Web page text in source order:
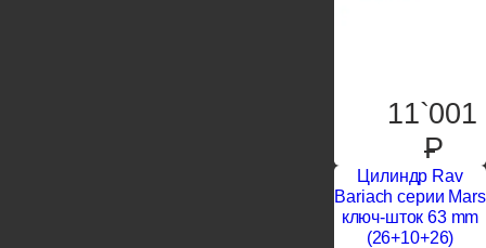
11`001
P
Цилиндр Rav
Bariach серии Mars
ключ-шток 63 mm
(26+10+26)